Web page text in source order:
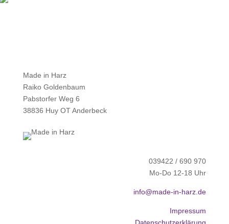
Made in Harz
Raiko Goldenbaum
Pabstorfer Weg 6
38836 Huy OT Anderbeck
039422 / 690 970
Mo-Do 12-18 Uhr
info@made-in-harz.de
Impressum